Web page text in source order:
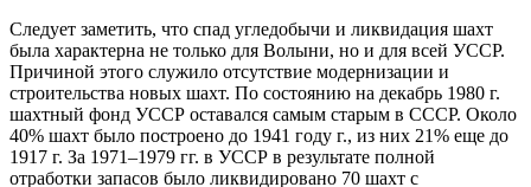
Следует заметить, что спад угледобычи и ликвидация шахт
была характерна не только для Волыни, но и для всей УССР.
Причиной этого служило отсутствие модернизации и
строительства новых шахт. По состоянию на декабрь 1980 г.
шахтный фонд УССР оставался самым старым в СССР. Около
40% шахт было построено до 1941 году г., из них 21% еще до
1917 г. За 1971–1979 гг. в УССР в результате полной
отработки запасов было ликвидировано 70 шахт с